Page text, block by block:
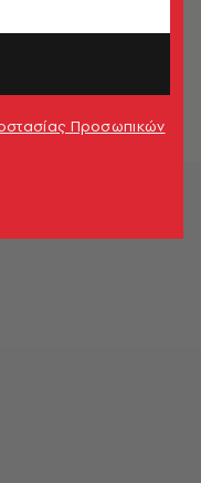
Πόσα χρήματα
οι δικαιούχοι
Προσωπικών